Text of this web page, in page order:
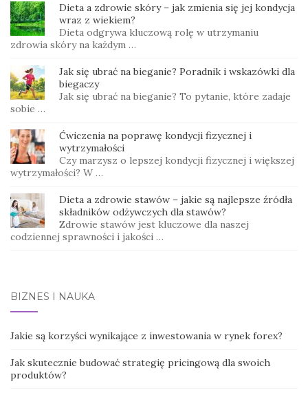
Dieta a zdrowie skóry – jak zmienia się jej kondycja
wraz z wiekiem?
Dieta odgrywa kluczową rolę w utrzymaniu
zdrowia skóry na każdym …
Jak się ubrać na bieganie? Poradnik i wskazówki dla
biegaczy
Jak się ubrać na bieganie? To pytanie, które zadaje
sobie …
Ćwiczenia na poprawę kondycji fizycznej i
wytrzymałości
Czy marzysz o lepszej kondycji fizycznej i większej
wytrzymałości? W …
Dieta a zdrowie stawów – jakie są najlepsze źródła
składników odżywczych dla stawów?
Zdrowie stawów jest kluczowe dla naszej
codziennej sprawności i jakości …
BIZNES I NAUKA
Jakie są korzyści wynikające z inwestowania w rynek forex?
Jak skutecznie budować strategię pricingową dla swoich
produktów?